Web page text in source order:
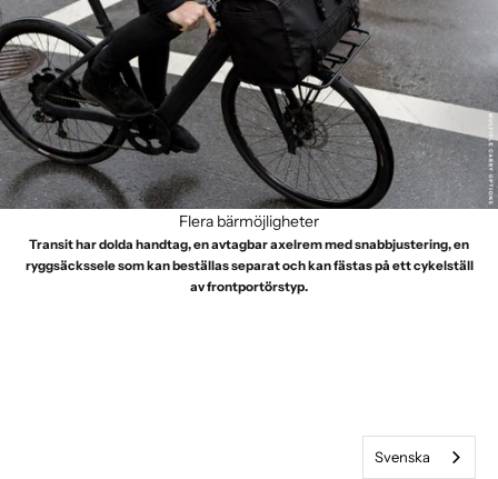
Flera bärmöjligheter
Transit har dolda handtag, en avtagbar axelrem med snabbjustering, en
ryggsäckssele som kan beställas separat och kan fästas på ett cykelställ
av frontportörstyp.
Svenska